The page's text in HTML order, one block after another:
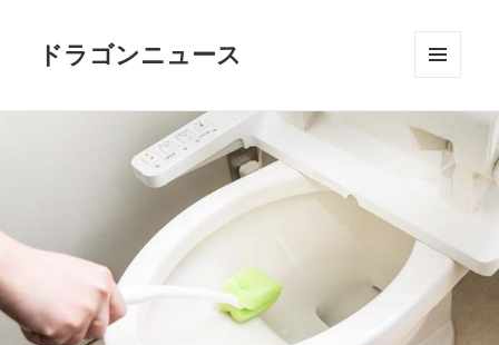
ドラゴンニュース
ーとウ
ィジェ
ット